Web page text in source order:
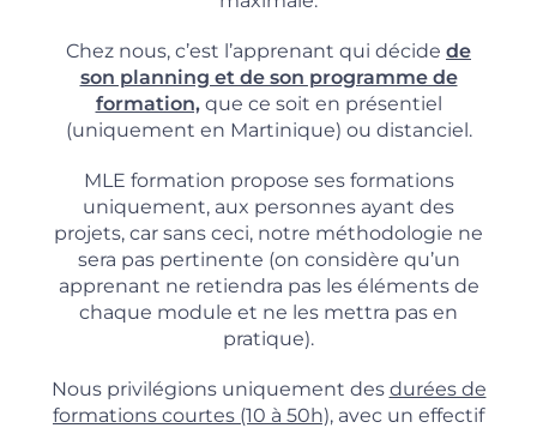
Chez nous, c’est l’apprenant qui décide de
son planning et de son programme de
formation,que ce soit en présentiel
(uniquement en Martinique) ou distanciel.
MLE formation propose ses formations
uniquement, aux personnes ayant des
projets, car sans ceci, notre méthodologie ne
sera pas pertinente (on considère qu’un
apprenant ne retiendra pas les éléments de
chaque module et ne les mettra pas en
pratique).
Nous privilégions uniquement des durées de
formations courtes (10 à 50h), avec un effectif